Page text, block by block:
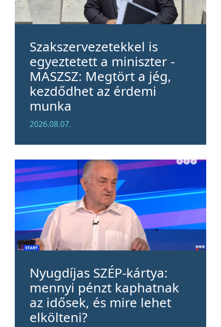
Szakszervezetekkel is
egyeztetett a miniszter -
MASZSZ: Megtört a jég,
kezdődhet az érdemi
munka
2026.08.07.
Nyugdíjas SZÉP-kártya:
mennyi pénzt kaphatnak
az idősek, és mire lehet
elkölteni?